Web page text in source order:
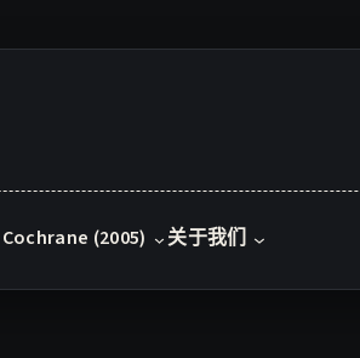
Cochrane (2005) 关于我们